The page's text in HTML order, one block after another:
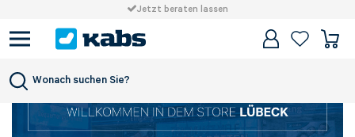
Jetzt beraten lassen